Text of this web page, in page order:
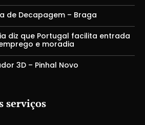
de Decapagem – Braga
diz que Portugal facilita entrada
e moradia
3D – Pinhal Novo
serviços